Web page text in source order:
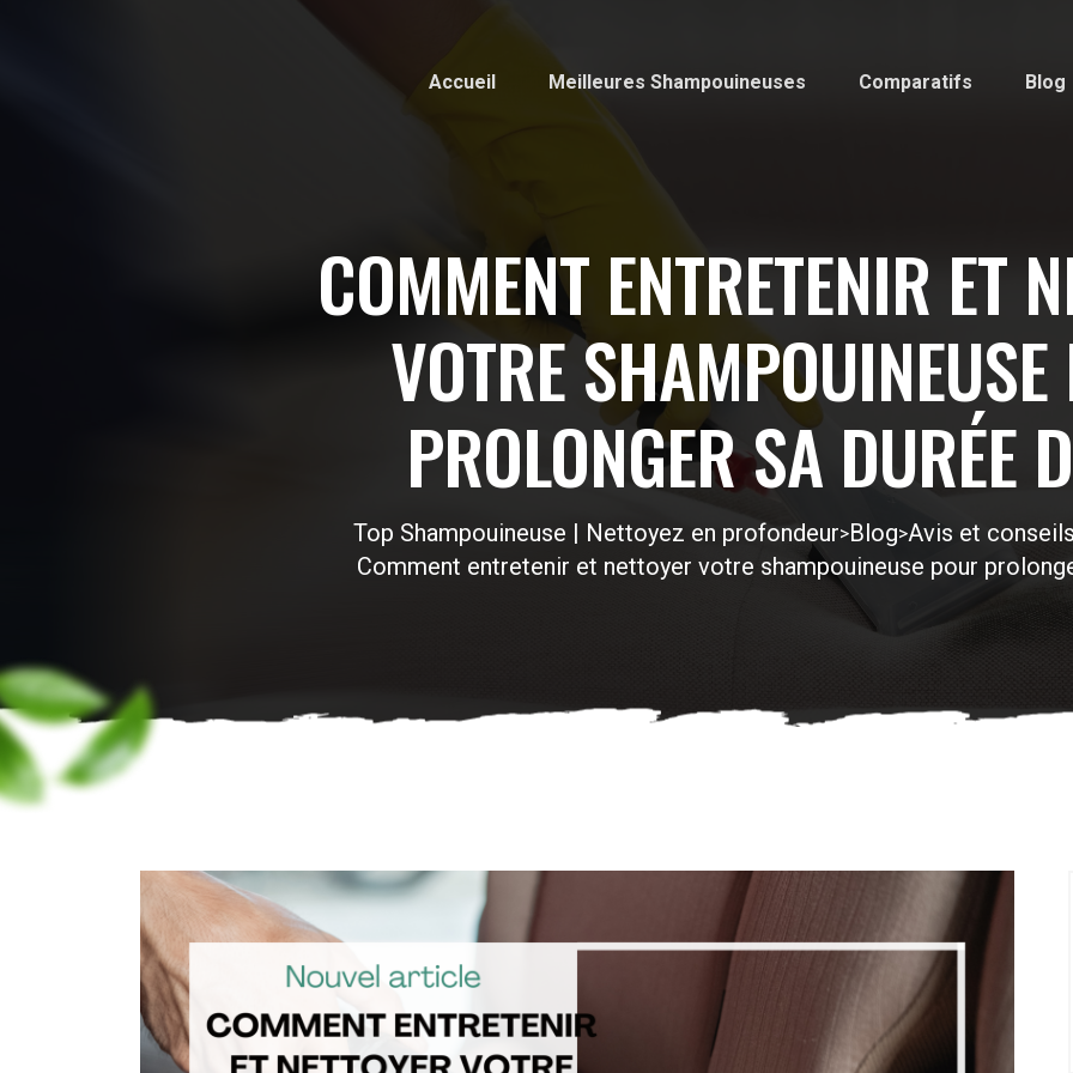
Accueil Meilleures Shampouineuses Comparatifs Blog
COMMENT ENTRETENIR ET
VOTRE
PROLONGER SA DURÉE
Top Shampouineuse | Nettoyez en profondeur>Blog>Avis et
Comment entretenir et nettoyer votre shampouineuse pour